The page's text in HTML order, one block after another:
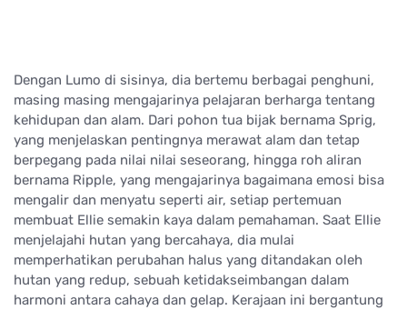
Dengan Lumo di sisinya, dia bertemu berbagai penghuni,
masing masing mengajarinya pelajaran berharga tentang
kehidupan dan alam. Dari pohon tua bijak bernama Sprig,
yang menjelaskan pentingnya merawat alam dan tetap
berpegang pada nilai nilai seseorang, hingga roh aliran
bernama Ripple, yang mengajarinya bagaimana emosi bisa
mengalir dan menyatu seperti air, setiap pertemuan
membuat Ellie semakin kaya dalam pemahaman. Saat Ellie
menjelajahi hutan yang bercahaya, dia mulai
memperhatikan perubahan halus yang ditandakan oleh
hutan yang redup, sebuah ketidakseimbangan dalam
harmoni antara cahaya dan gelap. Kerajaan ini bergantung